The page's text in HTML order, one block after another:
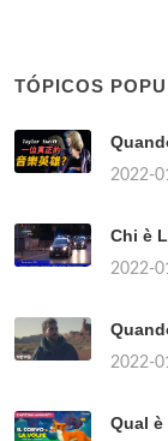
TÓPICOS
2022-
Chi è
2022-
2022-
Qual